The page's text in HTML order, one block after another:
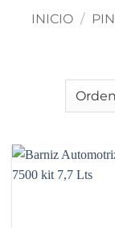
INICIO /